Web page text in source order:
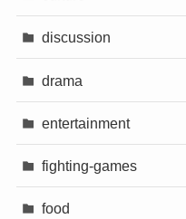
discussion
drama
entertainment
fighting-games
food